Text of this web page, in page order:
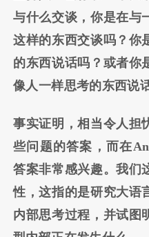
与什么交谈，你是在与
这样的东西交谈吗？你
的东西说话吗？或者你
像人一样思考的东西说
事实证明，相当令人担
些问题的答案，而在
答案非常感兴趣。我们
性，这指的是研究大语
内部思考过程，并试图